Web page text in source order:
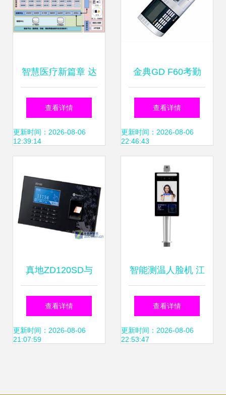
智慧医疗新篇章 达
实物联助力广西医
科大学第一附属医
统全面升级
查看详情
更新时间：2026-08-06
12:39:14
金典GD F60考勤
门禁系统 智能安防
与高效管理的完美
融合
查看详情
更新时间：2026-08-06
22:46:43
真地ZD120SD与
ZD132U门禁考勤
机对比分析 哪款更
查看详情
更新时间：2026-08-06
21:07:59
智能测温人脸机 江
门测温人脸机与东
莞君安电子科技公
查看详情
更新时间：2026-08-06
22:53:47